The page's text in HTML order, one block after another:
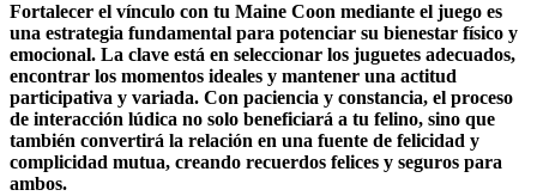
Fortalecer el vínculo con tu Maine Coon mediante el juego es
una estrategia fundamental para potenciar su bienestar físico y
emocional. La clave está en seleccionar los juguetes adecuados,
encontrar los momentos ideales y mantener una actitud
participativa y variada. Con paciencia y constancia, el proceso
de interacción lúdica no solo beneficiará a tu felino, sino que
también convertirá la relación en una fuente de felicidad y
complicidad mutua, creando recuerdos felices y seguros para
ambos.